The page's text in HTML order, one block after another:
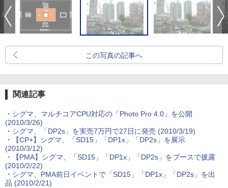
この写真の記事へ
関連記事
・ シグマ、マルチコアCPU対応の「Photo Pro 4.0」を公開
(2010/3/26)
・ シグマ、「DP2s」を実売7万円で27日に発売 (2010/3/19)
・
【CP+】シグマ、「SD15」「DP1x」「DP2s」を展示
(2010/3/12)
・
【PMA】シグマ、「SD15」「DP1x」「DP2s」をブースで披露
(2010/2/22)
・ シグマ、PMA前日イベントで「SD15」「DP1x」「DP2s」を出
品 (2010/2/21)